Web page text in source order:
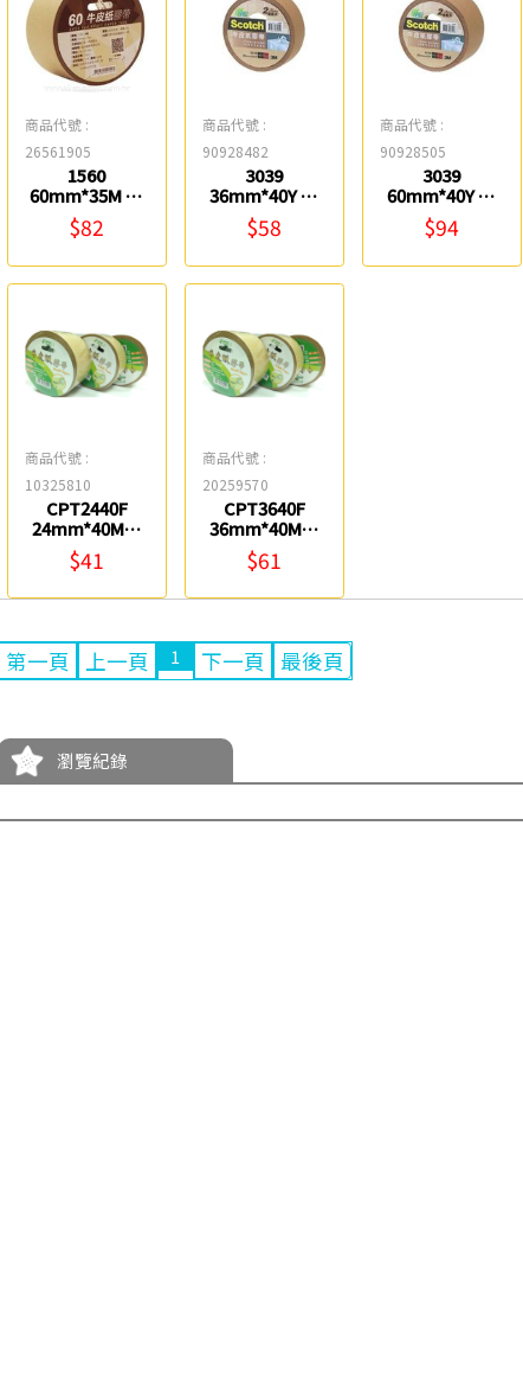
商品代號 :
26561905
1560
60mm*35M 牛
皮紙膠帶 鎰法
EASYFAR
$82
商品代號 :
90928482
3039
36mm*40Y 牛
皮紙膠帶 3M
$58
商品代號 :
90928505
3039
60mm*40Y 牛
皮紙膠帶 3M
$94
商品代號 :
10325810
CPT2440F
24mm*40M牛
皮紙膠帶 北極
熊
$41
商品代號 :
20259570
CPT3640F
36mm*40M牛
皮紙膠帶 北極
熊
$61
第一頁 上一頁 1 下一頁 最後頁
瀏覽紀錄